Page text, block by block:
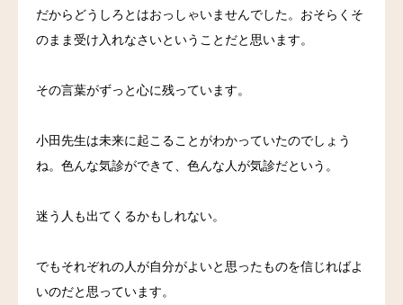
だからどうしろとはおっしゃいませんでした。おそらくそ
のまま受け入れなさいということだと思います。
その言葉がずっと心に残っています。
小田先生は未来に起こることがわかっていたのでしょう
ね。色んな気診ができて、色んな人が気診だという。
迷う人も出てくるかもしれない。
でもそれぞれの人が自分がよいと思ったものを信じればよ
いのだと思っています。